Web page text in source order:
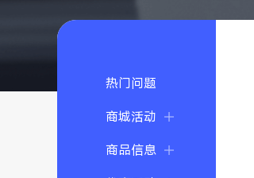
热门问题
商城活动
商品信息